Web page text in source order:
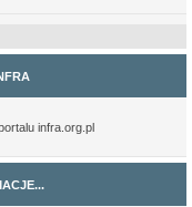
bardziej przystępna do
ale lepsze (a na
infra.org.pl